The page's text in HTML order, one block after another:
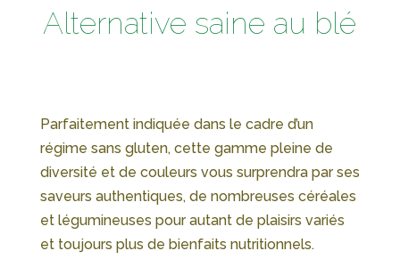
Alternative saine au blé
Parfaitement indiquée dans le cadre d’un
régime sans gluten, cette gamme pleine de
diversité et de couleurs vous surprendra par ses
saveurs authentiques, de nombreuses céréales
et légumineuses pour autant de plaisirs variés
et toujours plus de bienfaits nutritionnels.